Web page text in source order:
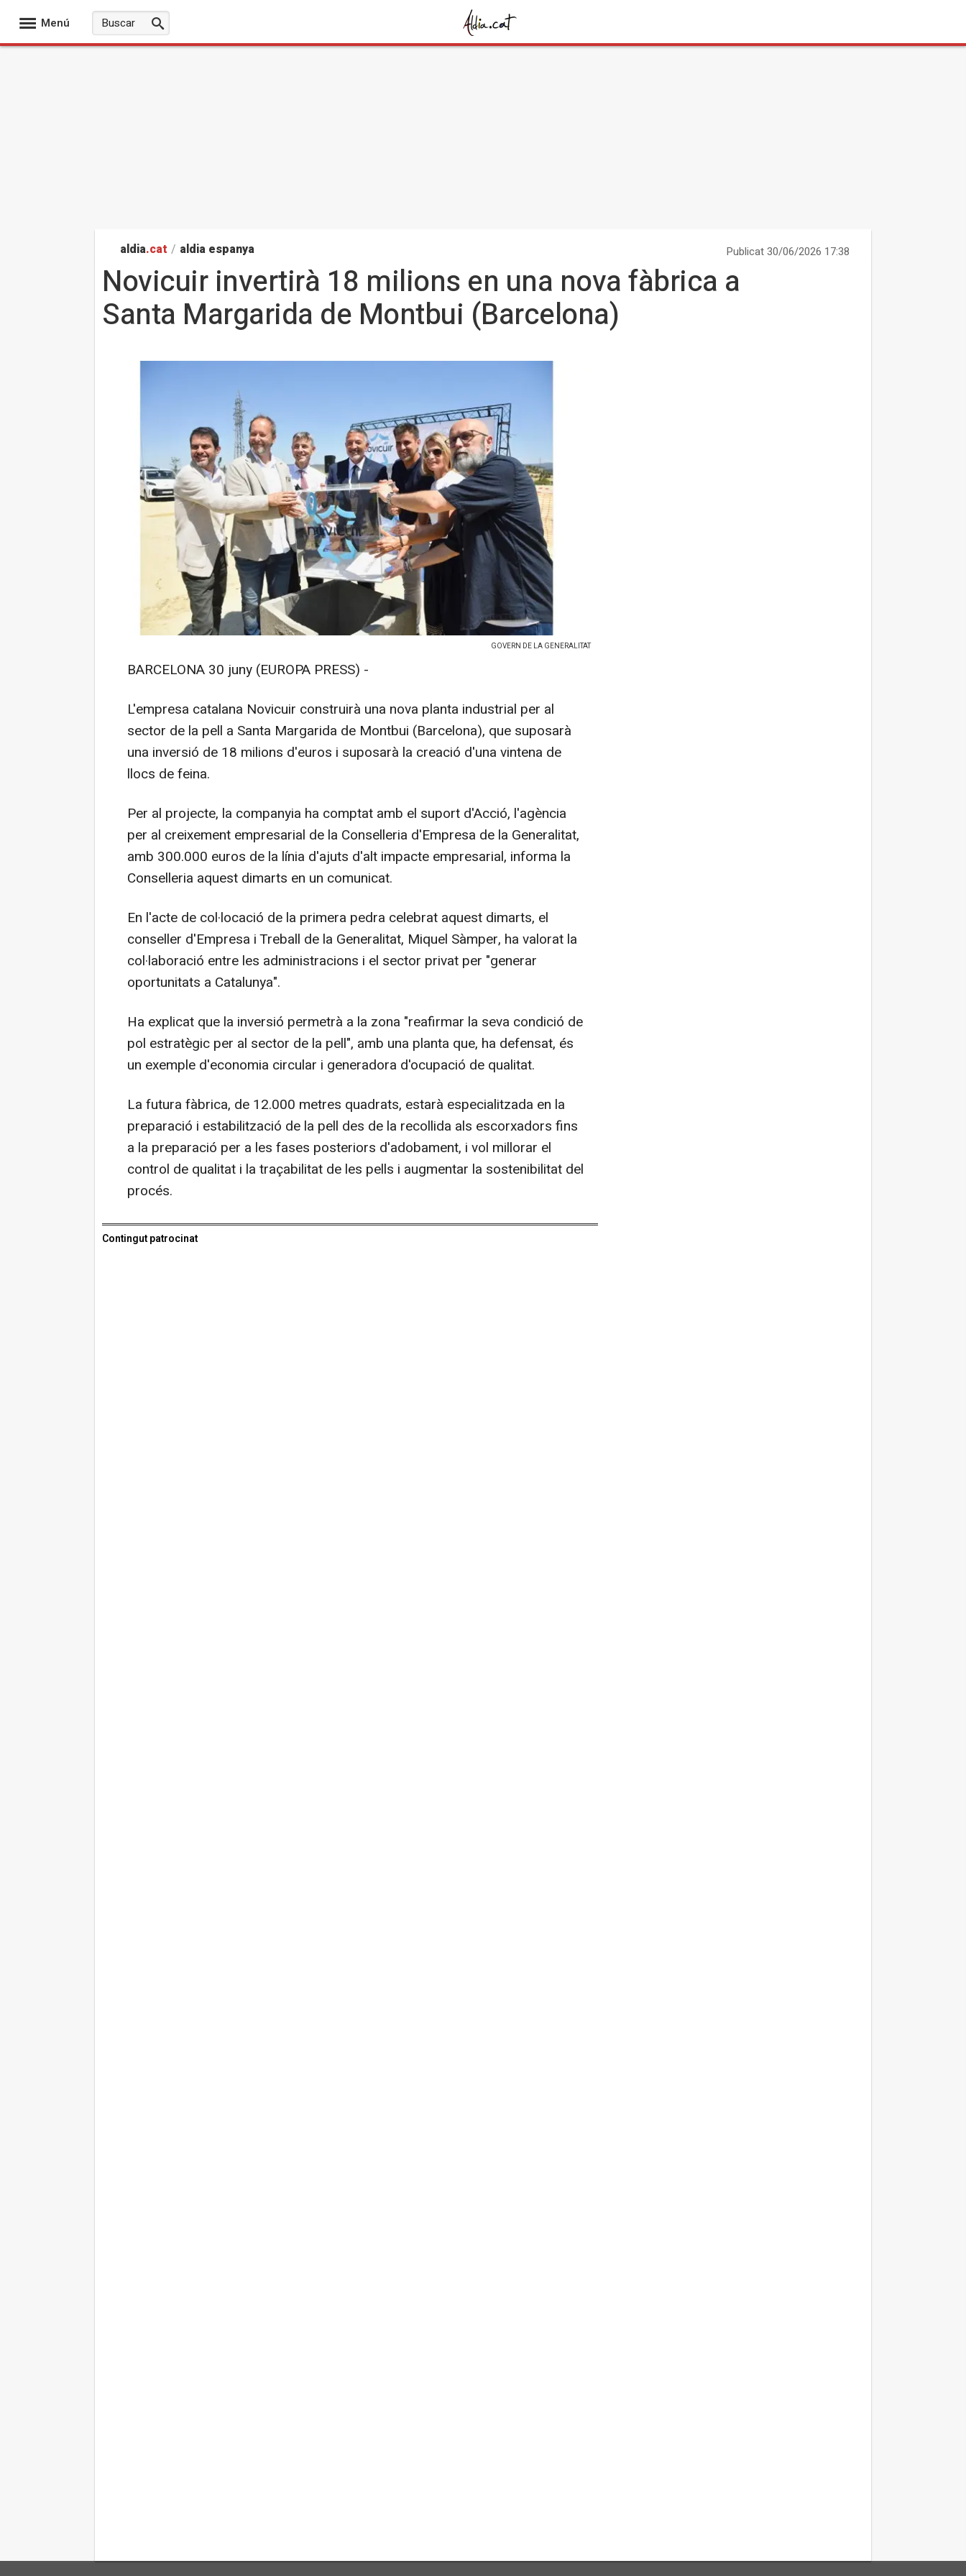
Menú
aldia.cat / aldia espanya Publicat 30/06/2026 17:38
Novicuir invertirà 18 milions en una nova fàbrica a
Santa Margarida de Montbui (Barcelona)
GOVERN DE LA GENERALITAT
BARCELONA 30 juny (EUROPA PRESS) -
L'empresa catalana Novicuir construirà una nova planta industrial per al
sector de la pell a Santa Margarida de Montbui (Barcelona), que suposarà
una inversió de 18 milions d'euros i suposarà la creació d'una vintena de
llocs de feina.
Per al projecte, la companyia ha comptat amb el suport d'Acció, l'agència
per al creixement empresarial de la Conselleria d'Empresa de la Generalitat,
amb 300.000 euros de la línia d'ajuts d'alt impacte empresarial, informa la
Conselleria aquest dimarts en un comunicat.
En l'acte de col·locació de la primera pedra celebrat aquest dimarts, el
conseller d'Empresa i Treball de la Generalitat, Miquel Sàmper, ha valorat la
col·laboració entre les administracions i el sector privat per "generar
oportunitats a Catalunya".
Ha explicat que la inversió permetrà a la zona "reafirmar la seva condició de
pol estratègic per al sector de la pell", amb una planta que, ha defensat, és
un exemple d'economia circular i generadora d'ocupació de qualitat.
La futura fàbrica, de 12.000 metres quadrats, estarà especialitzada en la
preparació i estabilització de la pell des de la recollida als escorxadors fins
a la preparació per a les fases posteriors d'adobament, i vol millorar el
control de qualitat i la traçabilitat de les pells i augmentar la sostenibilitat del
procés.
Contingut patrocinat